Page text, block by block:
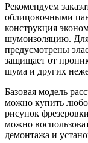
Рекомендуем
облицовочными
конструкция
шумоизоляцию. Для
предусмотрены
защищает от
шума и других
Базовая модель
можно купить
рисунок
можно
демонтажа и